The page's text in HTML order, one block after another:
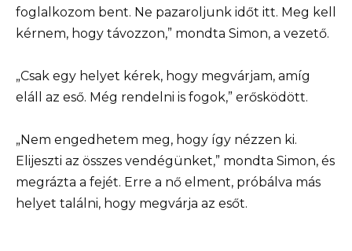
foglalkozom bent. Ne pazaroljunk időt itt. Meg kell
kérnem, hogy távozzon,” mondta Simon, a vezető.
„Csak egy helyet kérek, hogy megvárjam, amíg
eláll az eső. Még rendelni is fogok,” erősködött.
„Nem engedhetem meg, hogy így nézzen ki.
Elijeszti az összes vendégünket,” mondta Simon, és
megrázta a fejét. Erre a nő elment, próbálva más
helyet találni, hogy megvárja az esőt.